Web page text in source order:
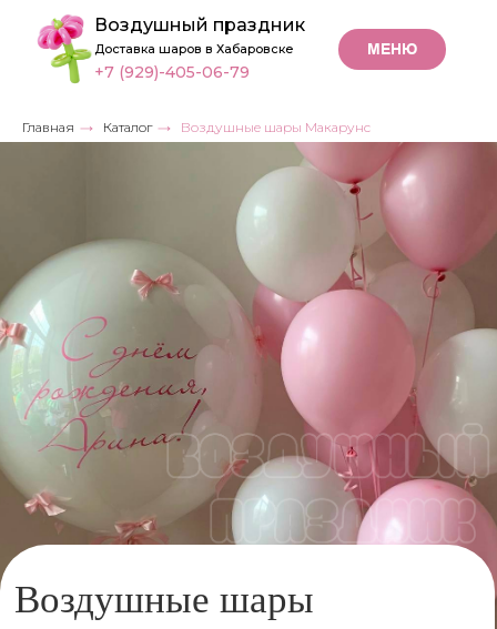
МЕНЮ
Воздушный праздник
Доставка шаров в Хабаровске
+7 (929)-405-06-79
Главная → Каталог → Воздушные шары Макарунс
Воздушные шары
Макарунс
Сделать заказ